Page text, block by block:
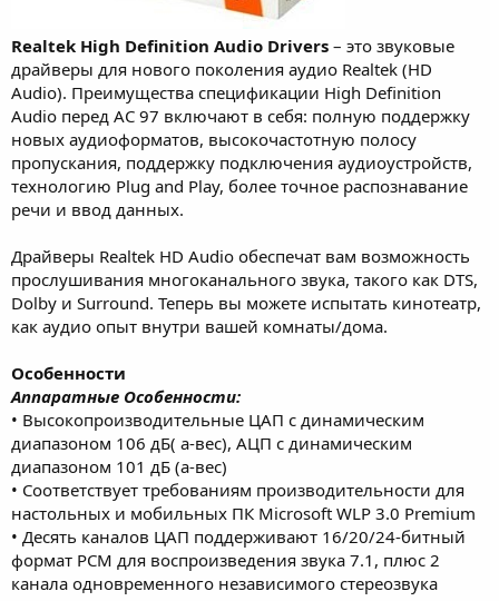
Realtek High Definition Audio Drivers – это звуковые
драйверы для нового поколения аудио Realtek (HD
Audio). Преимущества спецификации High Definition
Audio перед AC 97 включают в себя: полную поддержку
новых аудиоформатов, высокочастотную полосу
пропускания, поддержку подключения аудиоустройств,
технологию Plug and Play, более точное распознавание
речи и ввод данных.
Драйверы Realtek HD Audio обеспечат вам возможность
прослушивания многоканального звука, такого как DTS,
Dolby и Surround. Теперь вы можете испытать кинотеатр,
как аудио опыт внутри вашей комнаты/дома.
Особенности
Аппаратные Особенности:
• Высокопроизводительные ЦАП с динамическим
диапазоном 106 дБ( а-вес), АЦП с динамическим
диапазоном 101 дБ (а-вес)
• Соответствует требованиям производительности для
настольных и мобильных ПК Microsoft WLP 3.0 Premium
• Десять каналов ЦАП поддерживают 16/20/24-битный
формат PCM для воспроизведения звука 7.1, плюс 2
канала одновременного независимого стереозвука